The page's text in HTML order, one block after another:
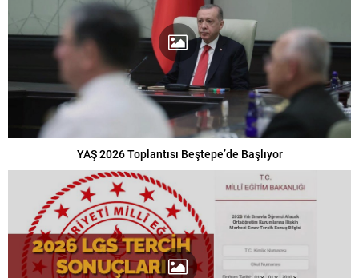
YAŞ 2026 Toplantısı Beştepe’de Başlıyor